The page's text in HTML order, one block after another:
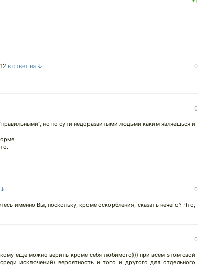
в ответ на ↓ 0
0
но по сути недоразвитыми людьми каким являешься и
0
именно Вы, поскольку, кроме оскорбления, сказать нечего? Что,
0
еще можно верить кроме себя любимого))) при всем этом свой
исключений) вероятность и того и другого для отдельного